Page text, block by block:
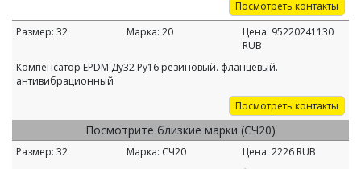
Посмотреть контакты
Размер: 32 Марка: 20 Цена: 95220241130
RUB
Компенсатор EPDM Ду32 Ру16 резиновый. фланцевый.
антивибрационный
Посмотреть контакты
Посмотрите близкие марки (СЧ20)
Размер: 32 Марка: СЧ20 Цена: 2226 RUB